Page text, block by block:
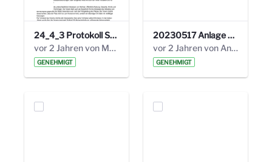
24_4_3 Protokoll Steuerungskreis.pdf
vor 2 Jahren von Marcel Eckert
GENEHMIGT
20230517 Anlage 1_35. Steuerungskreis.pdf
vor 2 Jahren von Anni Schlumberger
GENEHMIGT